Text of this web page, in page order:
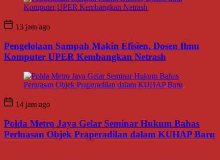
13 jam ago
Pengelolaan Sampah Makin Efisien, Dosen Ilmu
Komputer UPER Kembangkan Netrash
14 jam ago
Polda Metro Jaya Gelar Seminar Hukum Bahas
Perluasan Objek Praperadilan dalam KUHAP Baru